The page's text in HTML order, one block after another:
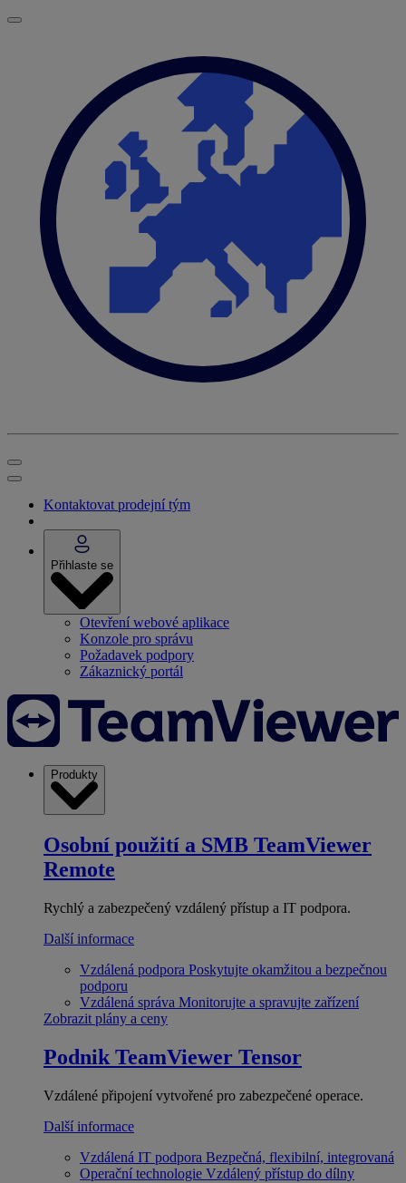
Kontaktovat prodejní tým
Přihlaste se
Otevření webové aplikace
Konzole pro správu
Požadavek podpory
Zákaznický portál
Produkty
Osobní použití a SMB TeamViewer
Remote
Rychlý a zabezpečený vzdálený přístup a IT podpora.
Další informace
Vzdálená podpora Poskytujte okamžitou a bezpečnou
podporu
Vzdálená správa Monitorujte a spravujte zařízení
Zobrazit plány a ceny
Podnik TeamViewer Tensor
Vzdálené připojení vytvořené pro zabezpečené operace.
Další informace
Vzdálená IT podpora Bezpečná, flexibilní, integrovaná
Operační technologie Vzdálený přístup do dílny